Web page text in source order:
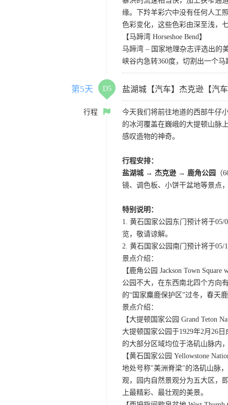
缘。下羚羊彩穴中没有任何人工
色彩变化，这些色彩由深至浅，
【马蹄湾 Horseshoe Bend】
马蹄湾 – 国家地理杂志评选出的
峡谷内急转360度，切割出一个
第5天 D5 盐湖城【汽车】杰克逊【汽
行程
今天我们将前往地道的西部牛仔
的冰河覆盖在巍峨的大提顿山脉
感叹造物的神奇。
行程安排：
盐湖城 → 杰克逊 → 鹿角公园
镜、调色板、小饼干盆地等景点
特别说明：
1. 黄石国家公园东门预计将于
览，敬请谅解。
2. 黄石国家公园南门预计将于05/
景点介绍：
【鹿角公园 Jackson Town
公园不大，在东西南北四个方向
的“国家麋鹿保护区”过冬，春天
景点介绍：
【大提顿国家公园 Grand Teton
大提顿国家公园于1929年2月26
的大部分区域均位于洛矶山脉内
【黄石国家公园 Yellowstone
地处号称"美洲脊梁"的洛矶山脉
观，园内自然景观分为五大区，
上最精彩、最壮观的美景。